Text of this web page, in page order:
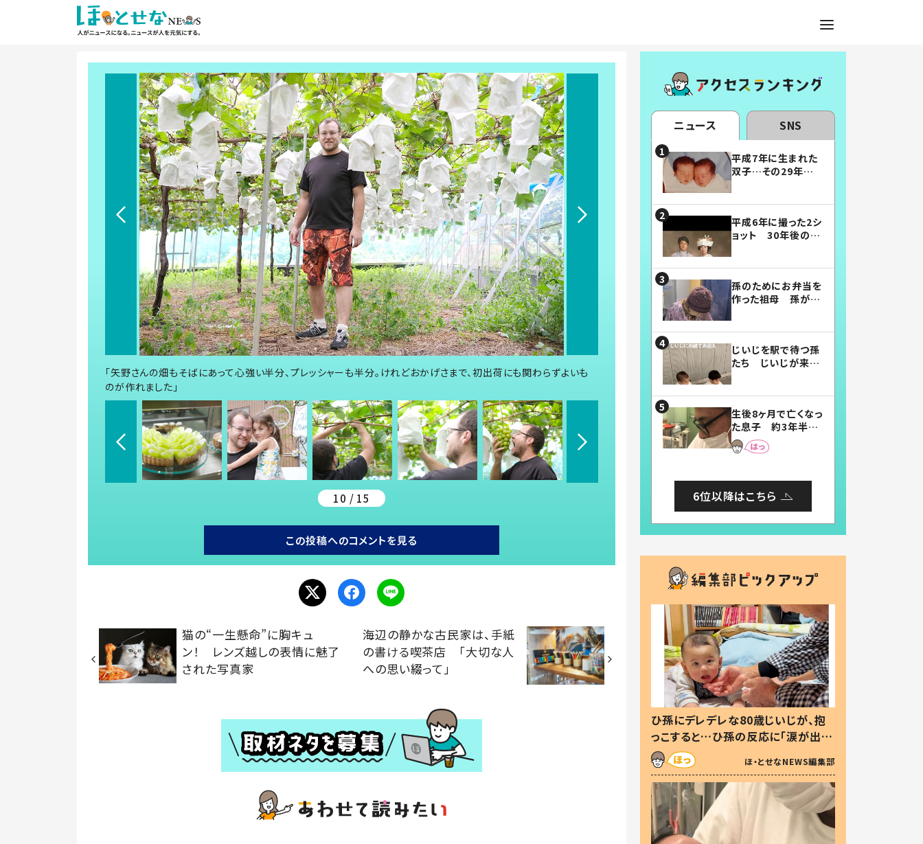
「矢野さんの畑もそばにあって心強い半分、プレッシャーも半分。けれどおかげさまで、初出荷にも関わらずよいも
のが作れました」
10 / 15
この投稿へのコメントを見る
猫の“一生懸命”に胸キュ
ン！ レンズ越しの表情に魅了
された写真家
海辺の静かな古民家は、手紙
の書ける喫茶店 「大切な人
への思い綴って」
ニュース SNS
平成7年に生まれた
双子…その29年後
平成6年に撮った2シ
ョット 30年後の姿
孫のためにお弁当を
作った祖母 孫が絶
じいじを駅で待つ孫
たち じいじが来た
まらない」「幸せにな
れる」
生後8ヶ月で亡くなっ
た息子 約3年半
後、当時の妻の日記
に書いてあった本音
6位以降はこちら
ひ孫にデレデレな80歳じいじが、抱
っこすると…ひ孫の反応に「涙が出ま
した」「可愛くて仕方ない」
ほ・とせなNEWS編集部